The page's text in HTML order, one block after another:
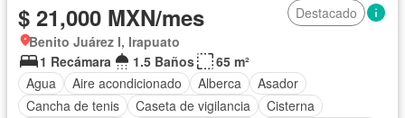
$ 21,000 MXN/mes
Destacado
Benito Juárez I, Irapuato
1 Recámara
1.5 Baños
65 m²
Agua
Aire acondicionado Alberca
Asador
Cancha de tenis
Caseta de vigilancia
Cisterna